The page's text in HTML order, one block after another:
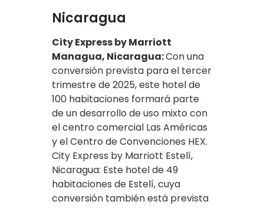
Nicaragua
City Express by Marriott
Managua, Nicaragua:Con una
conversión prevista para el tercer
trimestre de 2025, este hotel de
100 habitaciones formará parte
de un desarrollo de uso mixto con
el centro comercial Las Américas
y el Centro de Convenciones HEX.
City Express by Marriott Estelí,
Nicaragua: Este hotel de 49
habitaciones de Estelí, cuya
conversión también está prevista